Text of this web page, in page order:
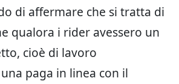
di affermare che si tratta di
qualora i rider avessero un
cioè di lavoro
paga in linea con il